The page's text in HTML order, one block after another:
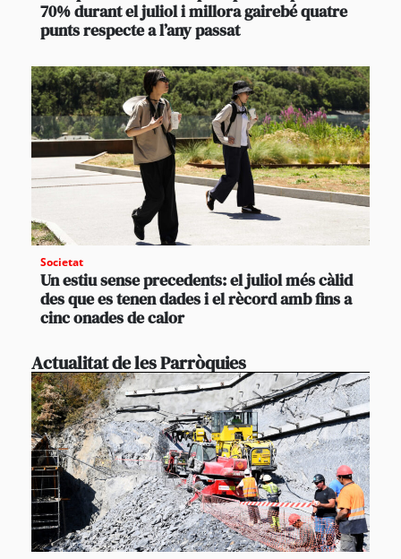
70% durant el juliol i millora gairebé quatre
punts respecte a l’any passat
Societat
Un estiu sense precedents: el juliol més càlid
des que es tenen dades i el rècord amb fins a
cinc onades de calor
Actualitat de les Parròquies